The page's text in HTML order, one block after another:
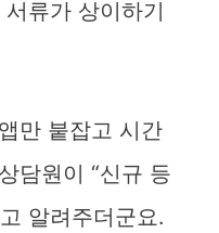
류가 상이하기
만 붙잡고 시간
담원이 “신규 등
알려주더군요.